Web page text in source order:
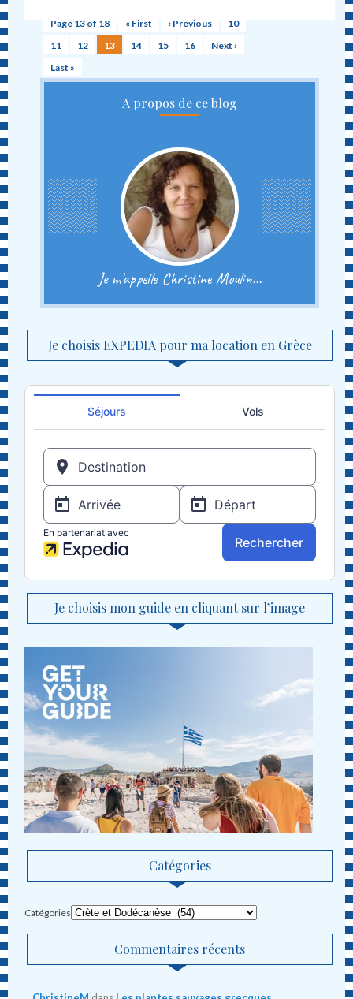
Page 13 of 18 « First ‹ Previous
10
11
12 13 14 15 16
Next ›
Last »
A propos de ce blog
Je m'appelle Christine Moulin...
Je choisis EXPEDIA pour ma location en Grèce
Je choisis mon guide en cliquant sur l’image
Catégories
Catégories
Commentaires récents